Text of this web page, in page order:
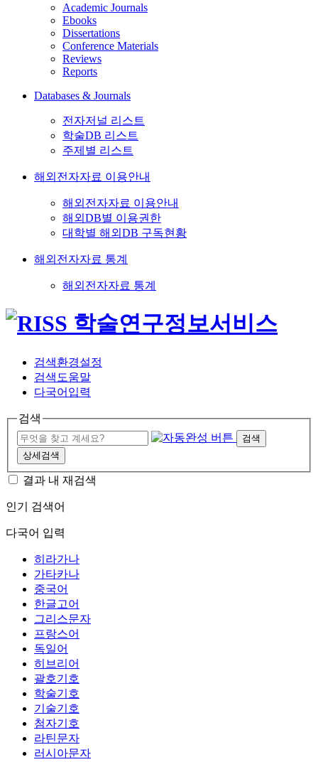
Academic Journals
Ebooks
Dissertations
Conference Materials
Reviews
Reports
Databases & Journals
전자저널 리스트
학술DB 리스트
주제별 리스트
해외전자자료 이용안내
해외전자자료 이용안내
해외DB별 이용권한
대학별 해외DB 구독현황
해외전자자료 통계
해외전자자료 통계
검색환경설정
검색도움말
다국어입력
검색
검색
상세검색
결과 내 재검색
인기 검색어
다국어 입력
히라가나
가타카나
중국어
한글고어
그리스문자
프랑스어
독일어
히브리어
괄호기호
학술기호
기술기호
첨자기호
라틴문자
러시아문자